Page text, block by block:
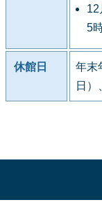
5
休館日
年末
日）